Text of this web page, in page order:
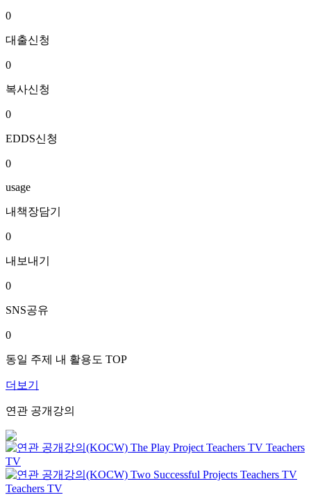
0
대출신청
0
복사신청
0
EDDS신청
0
usage
내책장담기
0
내보내기
0
SNS공유
0
동일 주제 내 활용도 TOP
더보기
연관 공개강의
The Play Project Teachers TV Teachers
TV
Two Successful Projects Teachers TV
Teachers TV